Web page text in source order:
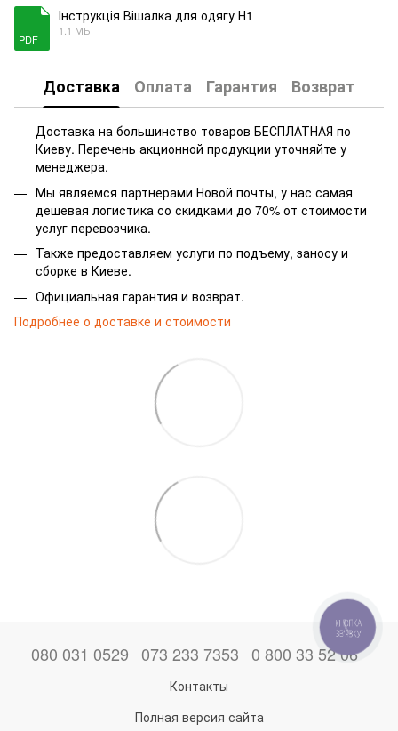
PDF
Інструкція Вішалка для одягу Н1
1.1 МБ
Доставка Оплата Гарантия Возврат
Доставка на большинство товаров БЕСПЛАТНАЯ по
Киеву. Перечень акционной продукции уточняйте у
менеджера.
Мы являемся партнерами Новой почты, у нас самая
дешевая логистика со скидками до 70% от стоимости
услуг перевозчика.
Также предоставляем услуги по подъему, заносу и
сборке в Киеве.
Официальная гарантия и возврат.
Подробнее о доставке и стоимости
080 031 0529 073 233 7353 0 800 33 52 06
Контакты
Полная версия сайта
КНОПКА
ЗВ'ЯЗКУ